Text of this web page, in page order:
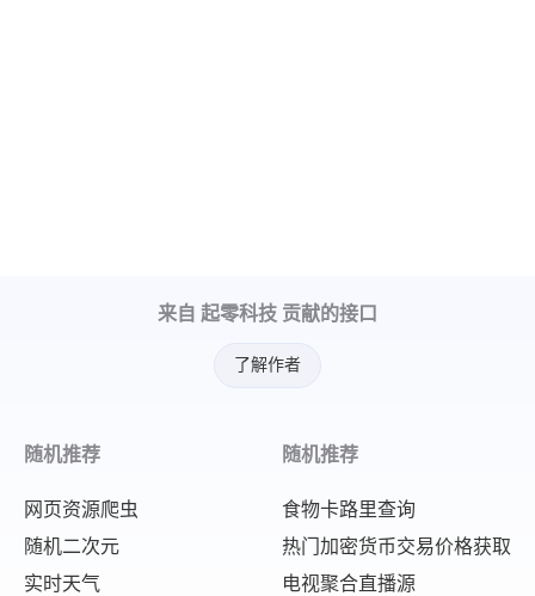
来自 起零科技 贡献的接口
了解作者
随机推荐
网页资源爬虫
随机二次元
实时天气
随机推荐
食物卡路里查询
热门加密货币交易价格获取
电视聚合直播源